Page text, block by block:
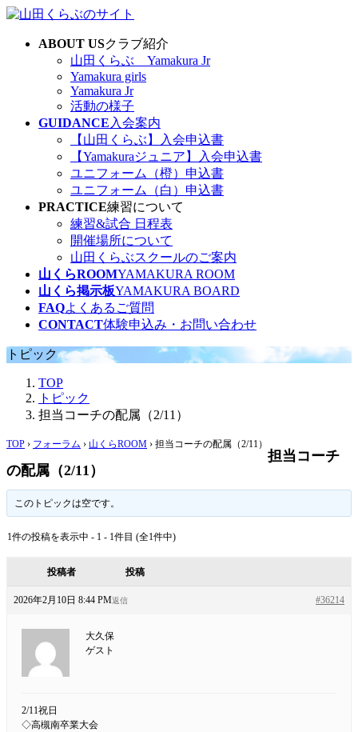
コ
ナ
ABOUT USクラブ紹介
山田くらぶ Yamakura Jr
Yamakura girls
Yamakura Jr
活動の様子
GUIDANCE 入会案内
【山田くらぶ】入会申込書
【Yamakuraジュニア】入会申込書
ユニフォーム（橙）申込書
ユニフォーム（白）申込書
PRACTICE練習について
練習&試合 日程表
開催場所について
山田くらぶスクールのご案内
山くらROOMYAMAKURA ROOM
山くら掲示板YAMAKURA BOARD
FAQよくあるご質問
CONTACT体験申込み・お問い合わせ
トピック
TOP
トピック
担当コーチの配属（2/11）
TOP › フォーラム › 山くらROOM › 担当コーチの配属（2/11）
担当コーチ
の配属（2/11）
このトピックは空です。
1件の投稿を表示中 - 1 - 1件目 (全1件中)
投稿者 投稿
2026年2月10日 8:44 PM #36214
返信
大久保
ゲスト
2/11祝日
◇高槻南卒業大会